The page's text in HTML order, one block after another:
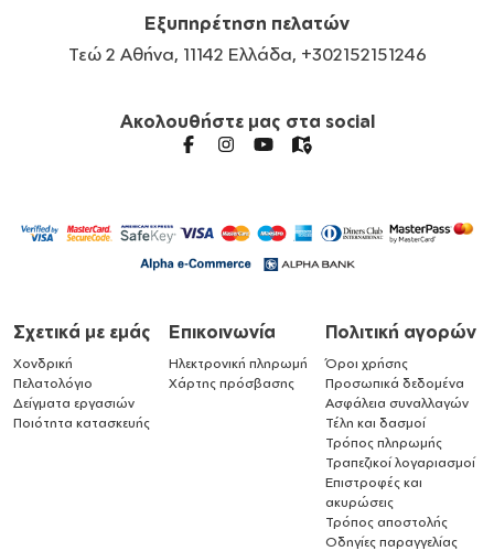
Εξυπηρέτηση πελατών
Τεώ 2 Αθήνα, 11142 Ελλάδα, +302152151246
Ακολουθήστε μας στα social
Σχετικά με εμάς
Χονδρική
Πελατολόγιο
Δείγματα εργασιών
Ποιότητα κατασκευής
Επικοινωνία
Ηλεκτρονική πληρωμή
Χάρτης πρόσβασης
Πολιτική αγορών
Όροι χρήσης
Προσωπικά δεδομένα
Ασφάλεια συναλλαγών
Τέλη και δασμοί
Τρόπος πληρωμής
Τραπεζικοί λογαριασμοί
Επιστροφές και
ακυρώσεις
Τρόπος αποστολής
Οδηγίες παραγγελίας